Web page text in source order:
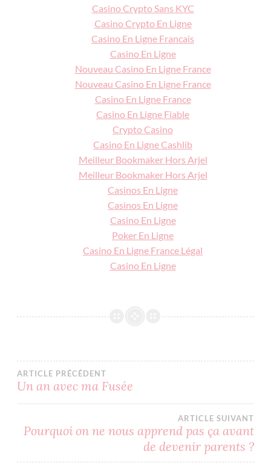
Casino Crypto Sans KYC
Casino Crypto En Ligne
Casino En Ligne Francais
Casino En Ligne
Nouveau Casino En Ligne France
Nouveau Casino En Ligne France
Casino En Ligne France
Casino En Ligne Fiable
Crypto Casino
Casino En Ligne Cashlib
Meilleur Bookmaker Hors Arjel
Meilleur Bookmaker Hors Arjel
Casinos En Ligne
Casinos En Ligne
Casino En Ligne
Poker En Ligne
Casino En Ligne France Légal
Casino En Ligne
IEF
NON
SCOLARISATION
ARTICLE PRÉCÉDENT
Un an avec ma Fusée
ARTICLE SUIVANT
Pourquoi on ne nous apprend pas ça avant
de devenir parents ?